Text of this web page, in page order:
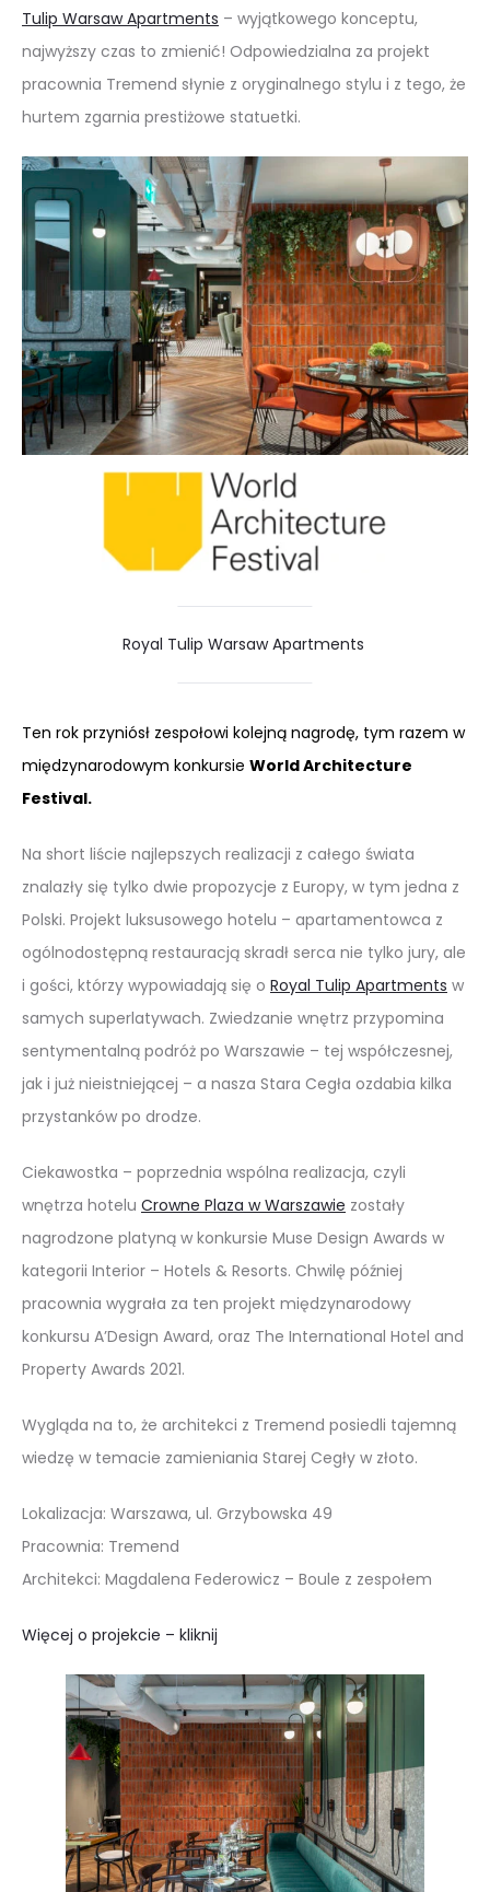
Tulip Warsaw Apartments – wyjątkowego konceptu,
najwyższy czas to zmienić! Odpowiedzialna za projekt
pracownia Tremend słynie z oryginalnego stylu i z tego, że
hurtem zgarnia prestiżowe statuetki.
Royal Tulip Warsaw Apartments
Ten rok przyniósł zespołowi kolejną nagrodę, tym razem w
międzynarodowym konkursie World Architecture
Festival.
Na short liście najlepszych realizacji z całego świata
znalazły się tylko dwie propozycje z Europy, w tym jedna z
Polski. Projekt luksusowego hotelu – apartamentowca z
ogólnodostępną restauracją skradł serca nie tylko jury, ale
i gości, którzy wypowiadają się o Royal Tulip Apartments w
samych superlatywach. Zwiedzanie wnętrz przypomina
sentymentalną podróż po Warszawie – tej współczesnej,
jak i już nieistniejącej – a nasza Stara Cegła ozdabia kilka
przystanków po drodze.
Ciekawostka – poprzednia wspólna realizacja, czyli
wnętrza hotelu Crowne Plaza w Warszawie zostały
nagrodzone platyną w konkursie Muse Design Awards w
kategorii Interior – Hotels & Resorts. Chwilę później
pracownia wygrała za ten projekt międzynarodowy
konkursu A’Design Award, oraz The International Hotel and
Property Awards 2021.
Wygląda na to, że architekci z Tremend posiedli tajemną
wiedzę w temacie zamieniania Starej Cegły w złoto.
Lokalizacja: Warszawa, ul. Grzybowska 49
Pracownia: Tremend
Architekci: Magdalena Federowicz – Boule z zespołem
Więcej o projekcie – kliknij